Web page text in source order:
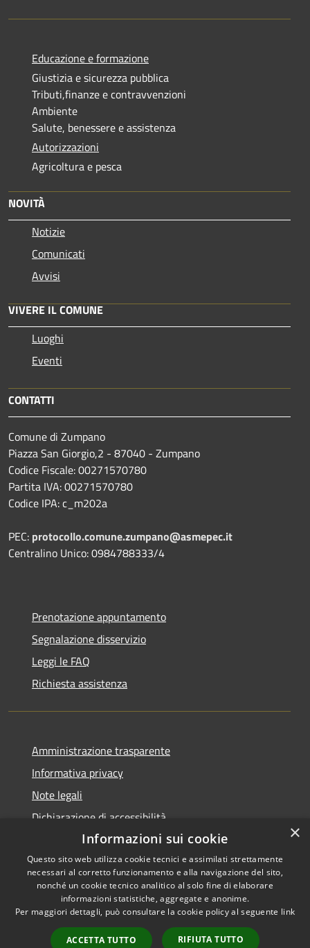
Educazione e formazione
Giustizia e sicurezza pubblica
Tributi,finanze e contravvenzioni
Ambiente
Salute, benessere e assistenza
Autorizzazioni
Agricoltura e pesca
NOVITÀ
Notizie
Comunicati
Avvisi
VIVERE IL COMUNE
Luoghi
Eventi
CONTATTI
Comune di Zumpano
Piazza San Giorgio,2 - 87040 - Zumpano
Codice Fiscale: 00271570780
Partita IVA: 00271570780
Codice IPA: c_m202a
PEC: protocollo.comune.zumpano@asmepec.it
Centralino Unico: 0984788333/4
Prenotazione appuntamento
Segnalazione disservizio
Leggi le FAQ
Richiesta assistenza
Amministrazione trasparente
Informativa privacy
Note legali
Dichiarazione di accessibilità
Accessibilità
Privacy
Copyright © 2026 • Comune di
Zumpano • Powered by
Municipium
Accesso
redazione
×
Informazioni sui cookie
Questo sito web utilizza cookie tecnici e assimilati strettamente
necessari al corretto funzionamento e alla navigazione del sito,
nonché un cookie tecnico analitico al solo fine di elaborare
informazioni statistiche, aggregate e anonime.
Per maggiori dettagli, può consultare la cookie policy al seguente link
ACCETTA TUTTO RIFIUTA TUTTO